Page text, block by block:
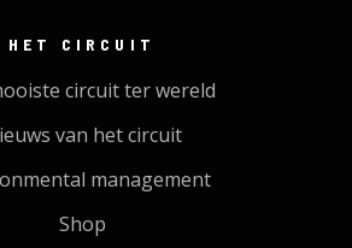
HET CIRCUIT
circuit ter wereld
van het circuit
management
Shop